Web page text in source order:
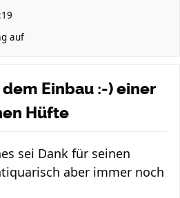
auf
dem Einbau :-) einer
Hüfte
sei Dank für seinen
aber immer noch